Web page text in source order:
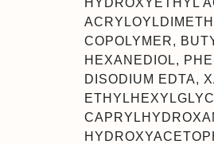
HYDROXYETHYL
COPOLYMER,
HEXANEDIOL,
DISODIUM EDTA,